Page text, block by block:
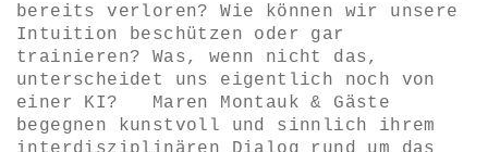
bereits verloren? Wie können wir unsere
Intuition beschützen oder gar
trainieren? Was, wenn nicht das,
unterscheidet uns eigentlich noch von
einer KI? Maren Montauk & Gäste
begegnen kunstvoll und sinnlich ihrem